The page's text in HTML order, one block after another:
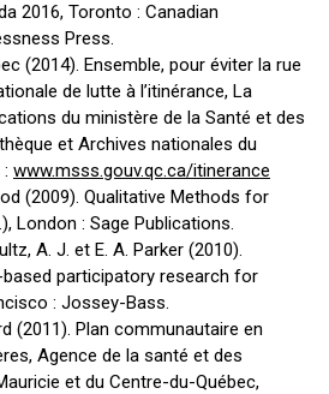
2016, Toronto : Canadian
Press.
(2014). Ensemble, pour éviter la rue
de lutte à l’itinérance, La
du ministère de la Santé et des
et Archives nationales du
www.msss.gouv.qc.ca/itinerance
(2009). Qualitative Methods for
London : Sage Publications.
A. J. et E. A. Parker (2010).
participatory research for
: Jossey-Bass.
(2011). Plan communautaire en
Agence de la santé et des
et du Centre-du-Québec,